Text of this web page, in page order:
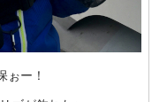
ぉー！